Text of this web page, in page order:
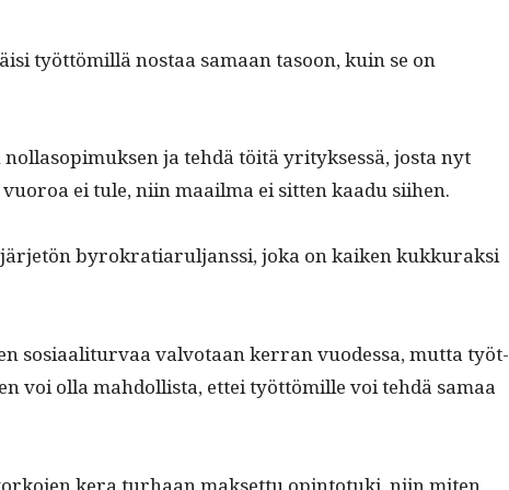
työt­tömil­lä nos­taa samaan tasoon, kuin se on
ja tehdä töitä yri­tyk­sessä, jos­ta nyt
ei tule, niin maail­ma ei sit­ten kaadu siihen.
byrokra­tiarul­janssi, joka on kaiken kukku­rak­si
sosi­aal­i­tur­vaa valvotaan ker­ran vuodessa, mut­ta työt­
voi olla mah­dol­lista, ettei työt­tömille voi tehdä samaa
kera turhaan mak­set­tu opin­to­tu­ki, niin miten